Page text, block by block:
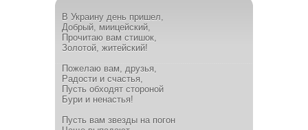
В Украину день пришел,
Добрый, миицейский,
Прочитаю вам стишок,
Золотой, житейский!
Пожелаю вам, друзья,
Радости и счастья,
Пусть обходят стороной
Бури и ненастья!
Пусть вам звезды на погон